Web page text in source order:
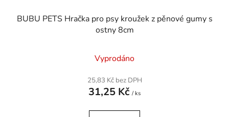
BUBU PETS Hračka pro psy kroužek z pěnové gumy s
ostny 8cm
Vyprodáno
25,83 Kč bez DPH
31,25 Kč / ks